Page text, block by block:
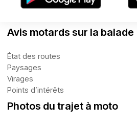
Avis motards sur la balade
État des routes
Paysages
Virages
Points d’intérêts
Photos du trajet à moto